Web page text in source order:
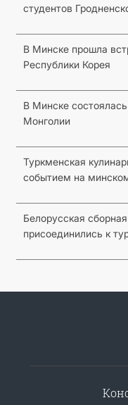
студентов
В Минске прошла
Республики Корея
В Минске
Монголии
Туркменская
событием на
Белорусская
присоединились к